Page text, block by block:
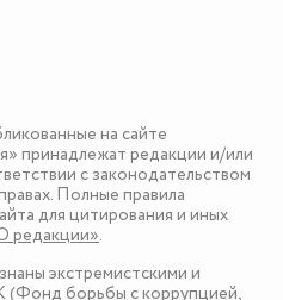
на сайте
принадлежат редакции и/или
с законодательством
Полные правила
для цитирования и иных
редакции».
экстремистскими и
(Фонд борьбы с коррупцией,